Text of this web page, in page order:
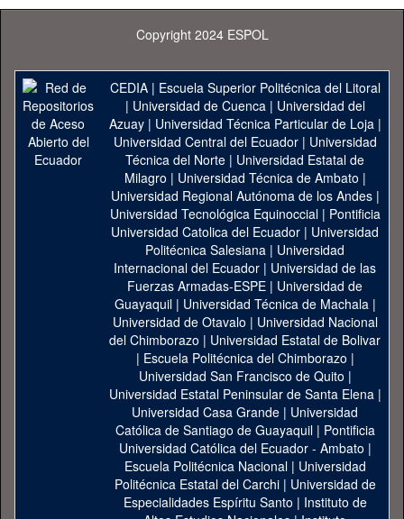
Copyright 2024 ESPOL
CEDIA| Escuela Superior Politécnica del Litoral
| Universidad de Cuenca| Universidad del
Azuay| Universidad Técnica Particular de Loja|
Universidad Central del Ecuador| Universidad
Técnica del Norte | Universidad Estatal de
Milagro | Universidad Técnica de Ambato |
Universidad Regional Autónoma de los Andes|
Universidad Tecnológica Equinoccial| Pontificia
Universidad Catolica del Ecuador | Universidad
Politécnica Salesiana | Universidad
Internacional del Ecuador | Universidad de las
Fuerzas Armadas-ESPE | Universidad de
Guayaquil| Universidad Técnica de Machala|
Universidad de Otavalo | Universidad Nacional
del Chimborazo | Universidad Estatal de Bolivar
| Escuela Politécnica del Chimborazo |
Universidad San Francisco de Quito |
Universidad Estatal Peninsular de Santa Elena|
Universidad Casa Grande | Universidad
Católica de Santiago de Guayaquil| Pontificia
Universidad Católica del Ecuador - Ambato |
Escuela Politécnica Nacional| Universidad
Politécnica Estatal del Carchi| Universidad de
Especialidades Espíritu Santo | Instituto de